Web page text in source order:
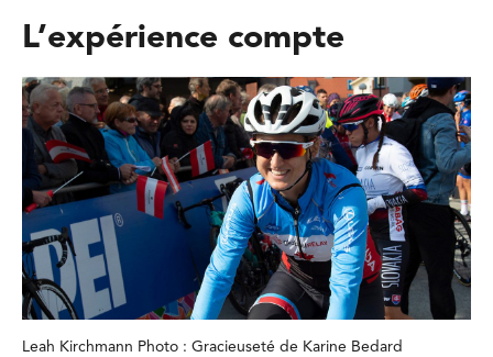
L’expérience compte
Leah Kirchmann Photo : Gracieuseté de Karine Bedard